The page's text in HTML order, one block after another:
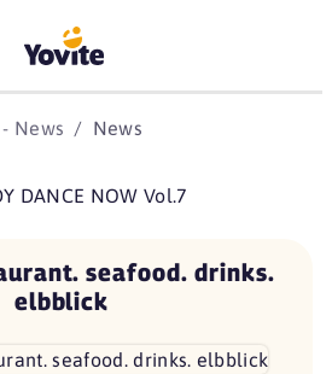
News News
seafood. drinks.
elbblick